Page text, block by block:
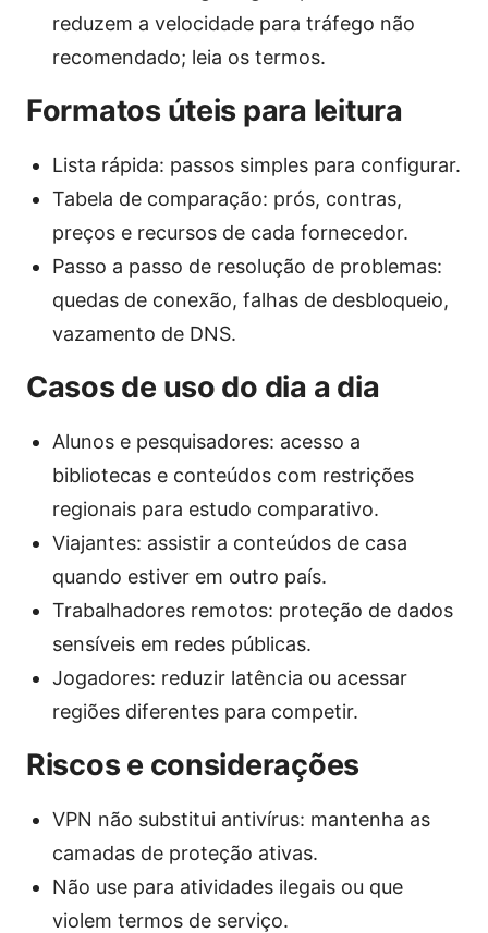
reduzem a velocidade para tráfego não
recomendado; leia os termos.
Formatos úteis para leitura
Lista rápida: passos simples para configurar.
Tabela de comparação: prós, contras,
preços e recursos de cada fornecedor.
Passo a passo de resolução de problemas:
quedas de conexão, falhas de desbloqueio,
vazamento de DNS.
Casos de uso do dia a dia
Alunos e pesquisadores: acesso a
bibliotecas e conteúdos com restrições
regionais para estudo comparativo.
Viajantes: assistir a conteúdos de casa
quando estiver em outro país.
Trabalhadores remotos: proteção de dados
sensíveis em redes públicas.
Jogadores: reduzir latência ou acessar
regiões diferentes para competir.
Riscos e considerações
VPN não substitui antivírus: mantenha as
camadas de proteção ativas.
Não use para atividades ilegais ou que
violem termos de serviço.